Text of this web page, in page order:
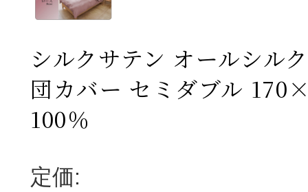
シルクサテン オールシル
団カバー セミダブル
100％
定価: